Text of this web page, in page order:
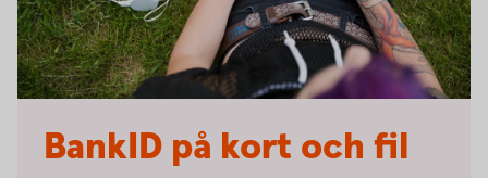
BankID på kort och fil